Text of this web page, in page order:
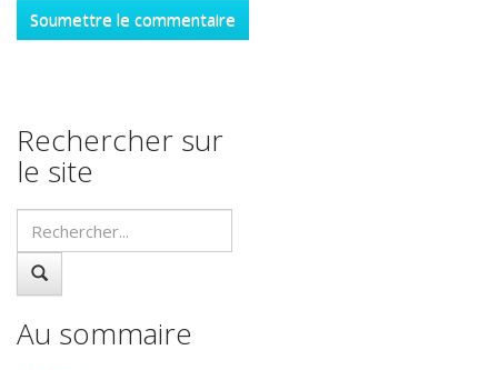
Rechercher sur
le site
Au sommaire